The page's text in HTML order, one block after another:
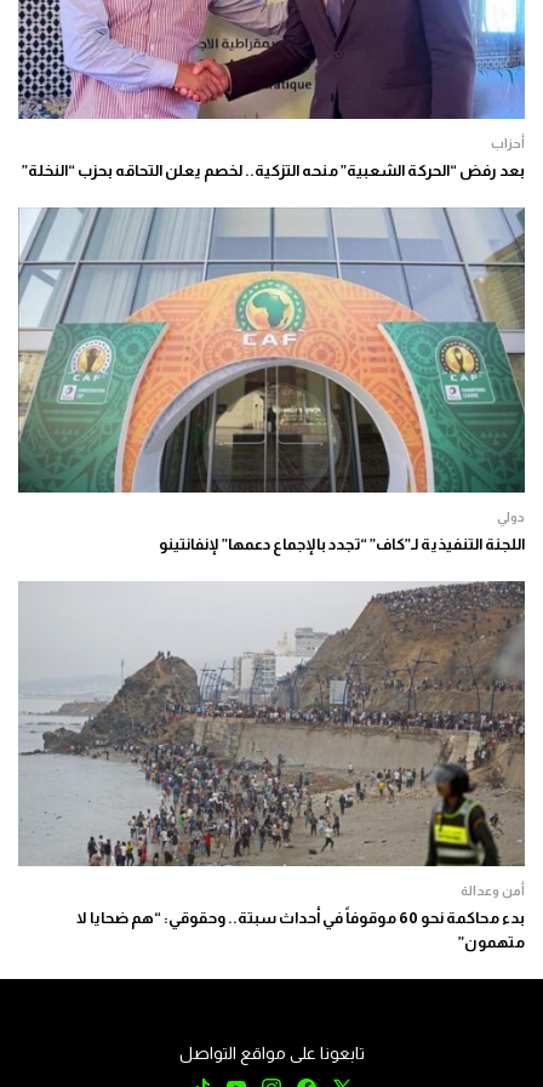
أحزاب
بعد رفض “الحركة الشعبية” منحه التزكية.. لخصم يعلن التحاقه بحزب “النخلة”
دولي
اللجنة التنفيذية لـ”كاف” “تجدد بالإجماع دعمها” لإنفانتينو
أمن وعدالة
بدء محاكمة نحو 60 موقوفاً في أحداث سبتة.. وحقوقي: “هم ضحايا لا
متهمون”
تابعونا على مواقع التواصل